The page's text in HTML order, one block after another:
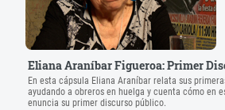
Eliana Araníbar Figueroa: Primer
En esta cápsula Eliana Araníbar relata sus
ayudando a obreros en huelga y cuenta cómo en
enuncia su primer discurso público.